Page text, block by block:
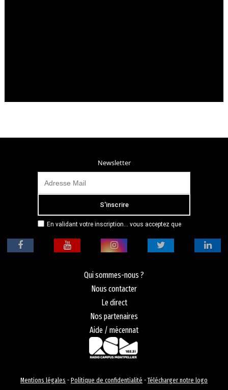
Newsletter
En validant votre inscription... vous acceptez que
adresse email dans le but de vous envoyer
mensuellement sa lettre d’informations. Pour plus
politique de confidentialité.
Qui sommes-nous ?
Nous contacter
Le direct
Nos partenaires
Aide / mécennat
Mentions légales - Politique de confidentialité -Télécharger notre logo